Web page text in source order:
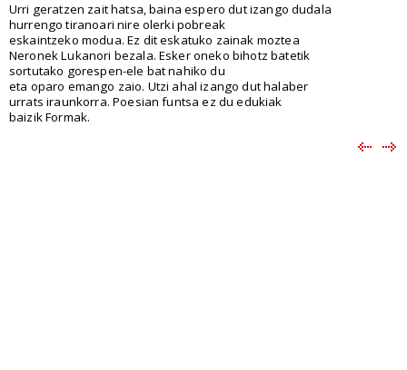
Urri geratzen zait hatsa, baina espero dut izango dudala
hurrengo tiranoari nire olerki pobreak
eskaintzeko modua. Ez dit eskatuko zainak moztea
Neronek Lukanori bezala. Esker oneko bihotz batetik
sortutako gorespen-ele bat nahiko du
eta oparo emango zaio. Utzi ahal izango dut halaber
urrats iraunkorra. Poesian funtsa ez du edukiak
baizik Formak.